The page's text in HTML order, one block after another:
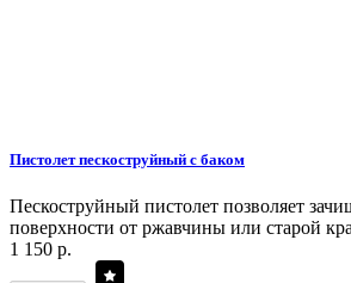
Пистолет пескоструйный с баком
Пескоструйный пистолет позволяет
поверхности от ржавчины или старой
1 150 р.